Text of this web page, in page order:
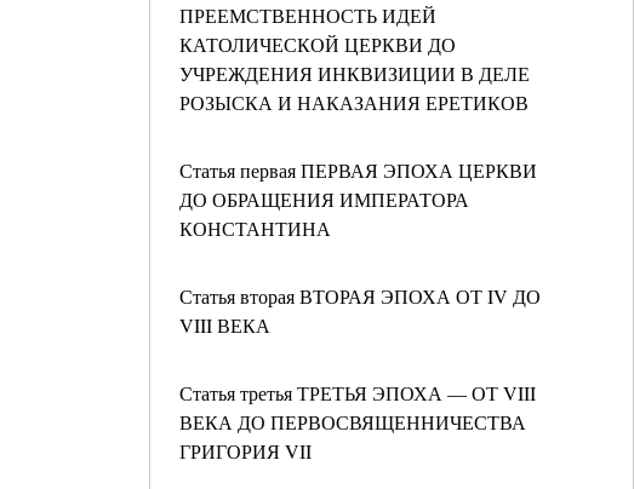
ПРЕЕМСТВЕННОСТЬ ИДЕЙ
КАТОЛИЧЕСКОЙ ЦЕРКВИ ДО
УЧРЕЖДЕНИЯ ИНКВИЗИЦИИ В ДЕЛЕ
РОЗЫСКА И НАКАЗАНИЯ ЕРЕТИКОВ
Статья первая ПЕРВАЯ ЭПОХА ЦЕРКВИ
ДО ОБРАЩЕНИЯ ИМПЕРАТОРА
КОНСТАНТИНА
Статья вторая ВТОРАЯ ЭПОХА ОТ IV ДО
VIII ВЕКА
Статья третья ТРЕТЬЯ ЭПОХА — ОТ VIII
ВЕКА ДО ПЕРВОСВЯЩЕННИЧЕСТВА
ГРИГОРИЯ VII